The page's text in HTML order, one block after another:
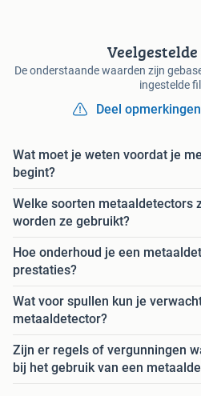
De onderstaande waarden zijn
ingestelde
Deel
Wat moet je weten voordat je
begint?
Welke soorten metaaldetectors
worden ze gebruikt?
Hoe onderhoud je een
prestaties?
Wat voor spullen kun je
metaaldetector?
Zijn er regels of vergunningen
bij het gebruik van een